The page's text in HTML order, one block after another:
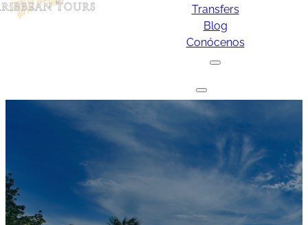
Transfers
Blog
Conócenos